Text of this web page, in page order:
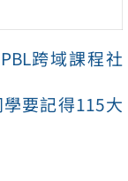
跨域課程社
要記得115大